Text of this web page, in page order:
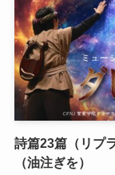
詩篇23篇（リプ
（油注ぎを）